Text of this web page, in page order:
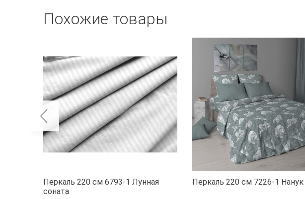
Похожие товары
Перкаль 220 см 6793-1 Лунная
соната
Перкаль 220 см 7226-1 Нанук